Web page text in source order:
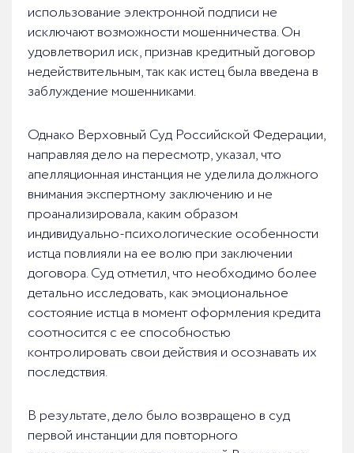
использование электронной подписи не
исключают возможности мошенничества. Он
удовлетворил иск, признав кредитный договор
недействительным, так как истец была введена в
заблуждение мошенниками.
Однако Верховный Суд Российской Федерации,
направляя дело на пересмотр, указал, что
апелляционная инстанция не уделила должного
внимания экспертному заключению и не
проанализировала, каким образом
индивидуально-психологические особенности
истца повлияли на ее волю при заключении
договора. Суд отметил, что необходимо более
детально исследовать, как эмоциональное
состояние истца в момент оформления кредита
соотносится с ее способностью
контролировать свои действия и осознавать их
последствия.
В результате, дело было возвращено в суд
первой инстанции для повторного